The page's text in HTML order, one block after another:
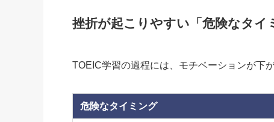
挫折が起こりやすい「危険なタイ
TOEIC学習の過程には、モチベーションが下
危険なタイミング